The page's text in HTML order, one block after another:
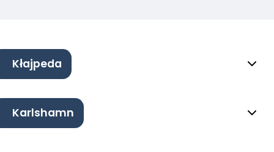
Kłajpeda
Karlshamn